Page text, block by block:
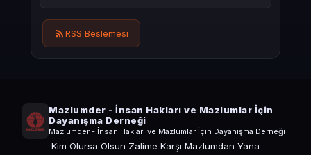
RSS Beslemesi
Mazlumder - İnsan Hakları ve Mazlumlar İçin
Dayanışma Derneği
Mazlumder - İnsan Hakları ve Mazlumlar İçin Dayanışma Derneği
Kim Olursa Olsun Zalime Karşı Mazlumdan Yana